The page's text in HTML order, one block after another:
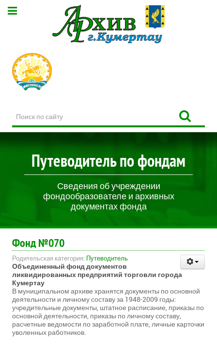
по
сайту
Путеводитель по фондам
Сведения об учреждении
фондообразователе и архивных
документах фонда
Фонд №070
Родительская категория: Путеводитель
Объединенный фонд документов
ликвидированных предприятий торговли города
Кумертау
В муниципальном архиве хранятся документы по основной
деятельности и личному составу за 1948-2009 годы:
учредительные документы, штатное расписание, приказы по
основной деятельности, приказы по личному составу,
расчетные ведомости по заработной плате, личные карточки
уволенных работников.